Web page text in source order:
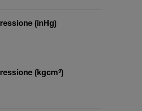
(inHg)
(kgcm²)